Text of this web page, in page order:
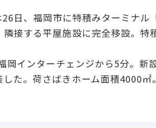
日、福岡市に特積みターミナル
接する平屋施設に完全移設。特
インターチェンジから5分。新
た。荷さばきホーム面積4000㎡